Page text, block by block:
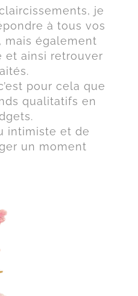
je
à tous vos
mais également
et ainsi retrouver
pour cela que
qualitatifs en
intimiste et de
un moment